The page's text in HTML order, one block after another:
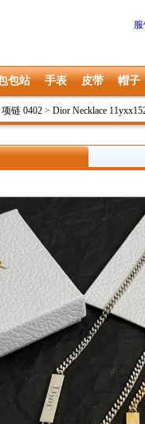
包站 手表 皮带 帽子
链 0402 > Dior Necklace